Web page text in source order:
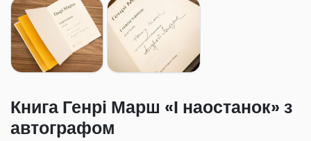
Книга Генрі Марш «І наостанок» з
автографом